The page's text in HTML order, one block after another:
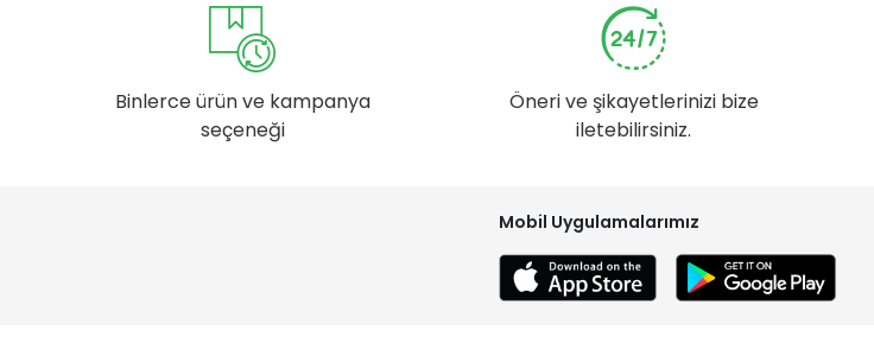
Binlerce ürün ve kampanya
seçeneği
Öneri ve şikayetlerinizi bize
iletebilirsiniz.
Mobil Uygulamalarımız